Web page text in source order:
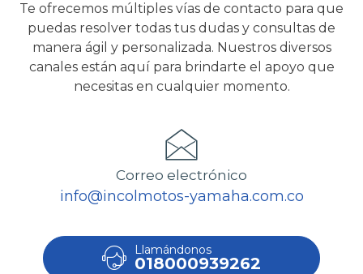
Te ofrecemos múltiples vías de contacto para que
puedas resolver todas tus dudas y consultas de
manera ágil y personalizada. Nuestros diversos
canales están aquí para brindarte el apoyo que
necesitas en cualquier momento.
Correo electrónico
info@incolmotos-yamaha.com.co
Llamándonos
018000939262